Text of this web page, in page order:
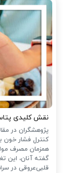
نقش کلیدی
پژوهشگران در
کنترل فشار خون
همزمان مصرف
گفته آنان، این
قلبی‌عروقی در